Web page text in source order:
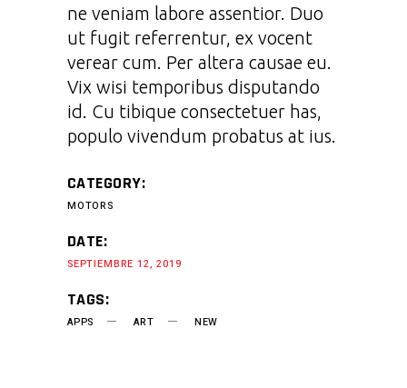
ne veniam labore assentior. Duo
ut fugit referrentur, ex vocent
verear cum. Per altera causae eu.
Vix wisi temporibus disputando
id. Cu tibique consectetuer has,
populo vivendum probatus at ius.
CATEGORY:
MOTORS
DATE:
SEPTIEMBRE 12, 2019
TAGS:
APPS ART NEW